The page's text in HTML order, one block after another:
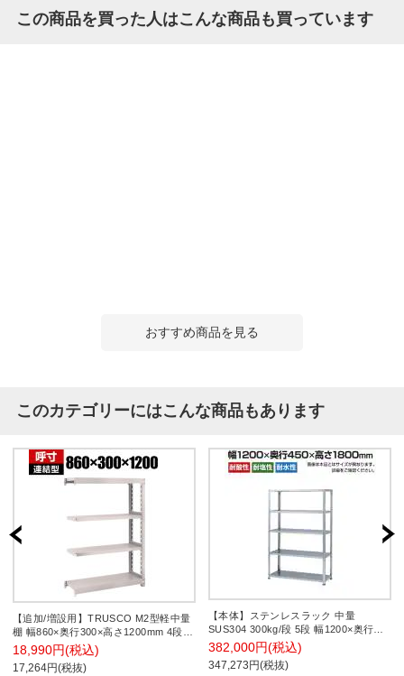
この商品を買った人はこんな商品も買っています
おすすめ商品を見る
このカテゴリーにはこんな商品もあります
【追加/増設用】TRUSCO M2型軽中量
棚 幅860×奥行300×高さ1200mm 4段
連結 ネオグレー 509-1985
18,990円(税込)
17,264円(税抜)
【本体】ステンレスラック 中量
SUS304 300kg/段 5段 幅1200×奥行
450×高さ1800mm
382,000円(税込)
347,273円(税抜)